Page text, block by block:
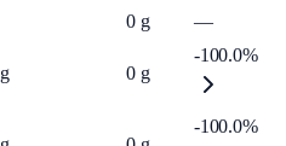
0 g —
g 0 g
-100.0%
-100.0%